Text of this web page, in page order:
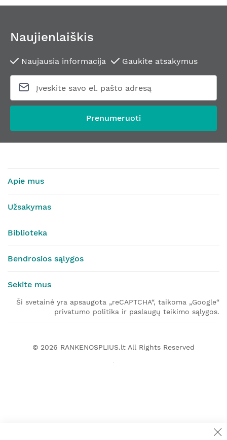
Naujienlaiškis
Naujausia informacija Gaukite atsakymus
Prenumeruoti
Apie mus
Užsakymas
Biblioteka
Bendrosios sąlygos
Sekite mus
Ši svetainė yra apsaugota „reCAPTCHA“, taikoma „Google“
privatumo politika ir paslaugų teikimo sąlygos.
© 2026 RANKENOSPLIUS.lt All Rights Reserved